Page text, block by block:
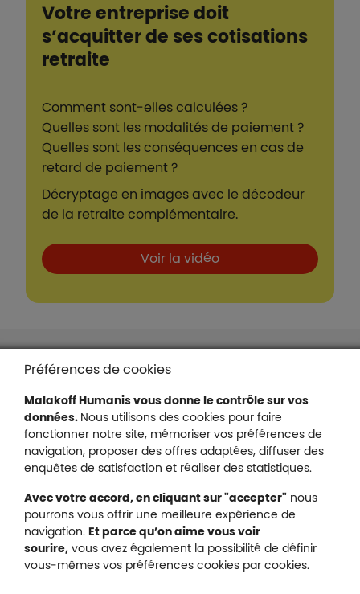
Votre entreprise doit
s’acquitter de ses cotisations
retraite
Comment sont-elles calculées ?
Quelles sont les modalités de paiement ?
Quelles sont les conséquences en cas de
retard de paiement ?
Décryptage en images avec le décodeur
de la retraite complémentaire.
Boutons et liensVoir la vidéo
Liens en bas de page
Accessibilité : partiellement conforme
Protection des données
Nous contacter
Plan du site
Gestion des cookies
Malakoff Humanis sur Facebook
Malakoff Humanis sur YouTube
Malakoff Humanis sur X
Malakoff Humanis
Préférences de cookies
Malakoff Humanis vous donne le contrôle sur vos
données. Nous utilisons des cookies pour faire
fonctionner notre site, mémoriser vos préférences de
navigation, proposer des offres adaptées, diffuser des
enquêtes de satisfaction et réaliser des statistiques.
Avec votre accord, en cliquant sur "accepter" nous
pourrons vous offrir une meilleure expérience de
navigation. Et parce qu’on aime vous voir
sourire, vous avez également la possibilité de définir
vous-mêmes vos préférences cookies par cookies.